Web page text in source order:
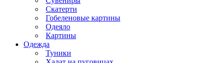
Скатерти
Гобеленовые картины
Одеяло
Картины
Одежда
Туники